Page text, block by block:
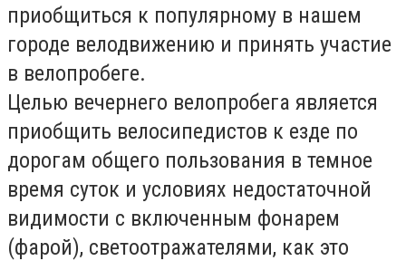
приобщиться к популярному в нашем
городе велодвижению и принять участие
в велопробеге.
Целью вечернего велопробега является
приобщить велосипедистов к езде по
дорогам общего пользования в темное
время суток и условиях недостаточной
видимости с включенным фонарем
(фарой), светоотражателями, как это